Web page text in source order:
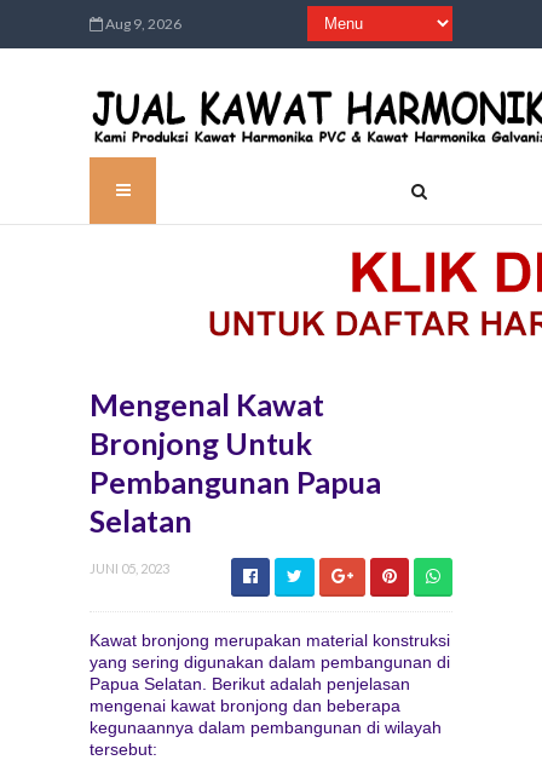
Aug 9, 2026
Mengenal Kawat
Bronjong Untuk
Pembangunan Papua
Selatan
JUNI 05, 2023
Kawat bronjong merupakan material konstruksi
yang sering digunakan dalam pembangunan di
Papua Selatan. Berikut adalah penjelasan
mengenai kawat bronjong dan beberapa
kegunaannya dalam pembangunan di wilayah
tersebut: